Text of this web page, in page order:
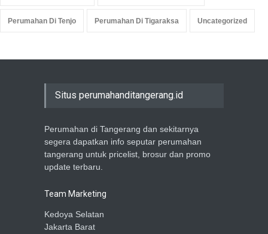
Perumahan Di Tenjo Perumahan Di Tigaraksa Uncategorized
Situs perumahanditangerang.id
Perumahan di Tangerang dan sekitarnya
segera dapatkan info seputar perumahan
tangerang untuk pricelist, brosur dan promo
update terbaru.
Team Marketing
Kedoya Selatan
Jakarta Barat